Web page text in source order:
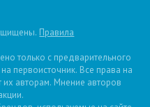
Правила
только с предварительного
первоисточник. Все права на
авторам. Мнение авторов